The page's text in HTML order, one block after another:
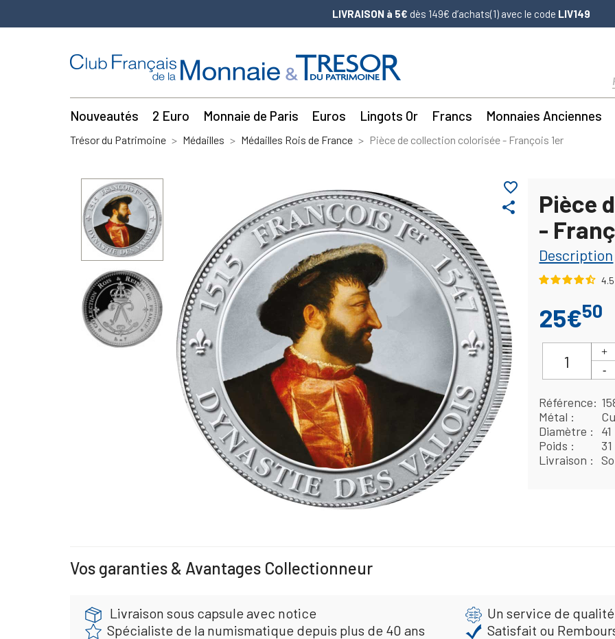
LIVRAISON à 5€ dès 149€ d’achats(1) avec le code LIV149
Nouveautés 2 Euro Monnaie de Paris Euros Lingots Or Francs Monnaies Anciennes
Trésor du Patrimoine Médailles Médailles Rois de France Pièce de collection colorisée - François 1er
share
favorite_border
Pièce
-
Description
4.5
25€50
Référence
Métal
Diamètre
Poids
Livraison
Vos garanties & Avantages Collectionneur
Livraison sous capsule avec notice
Un service de
Spécialiste de la numismatique depuis plus de 40 ans
Satisfait ou